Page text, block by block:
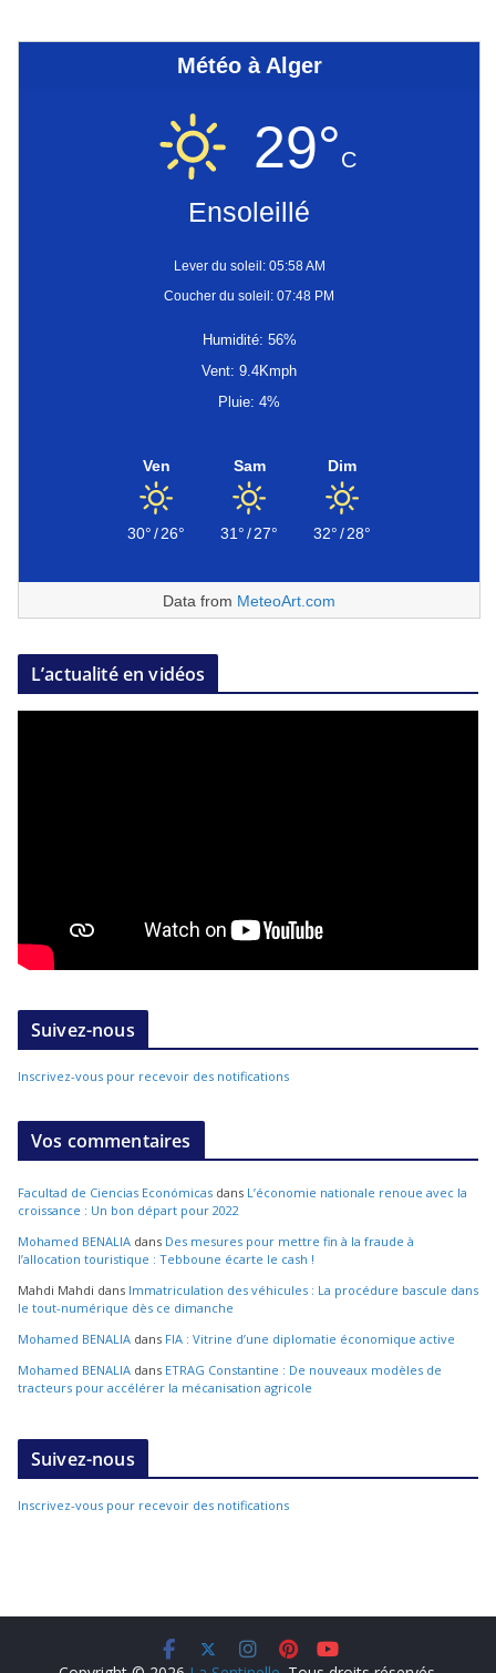
Météo à Alger
29°C
Ensoleillé
Lever du soleil: 05:58 AM
Coucher du soleil: 07:48 PM
Humidité: 56%
Vent: 9.4Kmph
Pluie: 4%
Ven
30°/26°
Sam
31°/27°
Dim
32°/28°
Data from MeteoArt.com
L’actualité en vidéos
Suivez-nous
Inscrivez-vous pour recevoir des notifications
Vos commentaires
Facultad de Ciencias Económicas dans L’économie nationale renoue avec la
croissance : Un bon départ pour 2022
Mohamed BENALIA dans Des mesures pour mettre fin à la fraude à
l’allocation touristique : Tebboune écarte le cash !
Mahdi Mahdi dans Immatriculation des véhicules : La procédure bascule dans
le tout-numérique dès ce dimanche
Mohamed BENALIA dans FIA : Vitrine d’une diplomatie économique active
Mohamed BENALIA dans ETRAG Constantine : De nouveaux modèles de
tracteurs pour accélérer la mécanisation agricole
Suivez-nous
Inscrivez-vous pour recevoir des notifications